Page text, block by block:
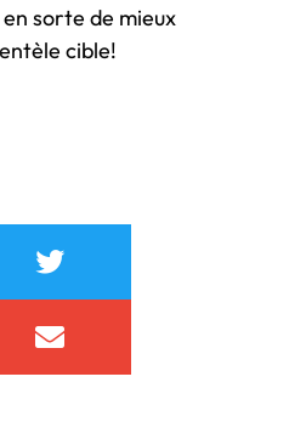
sorte de mieux
cible!